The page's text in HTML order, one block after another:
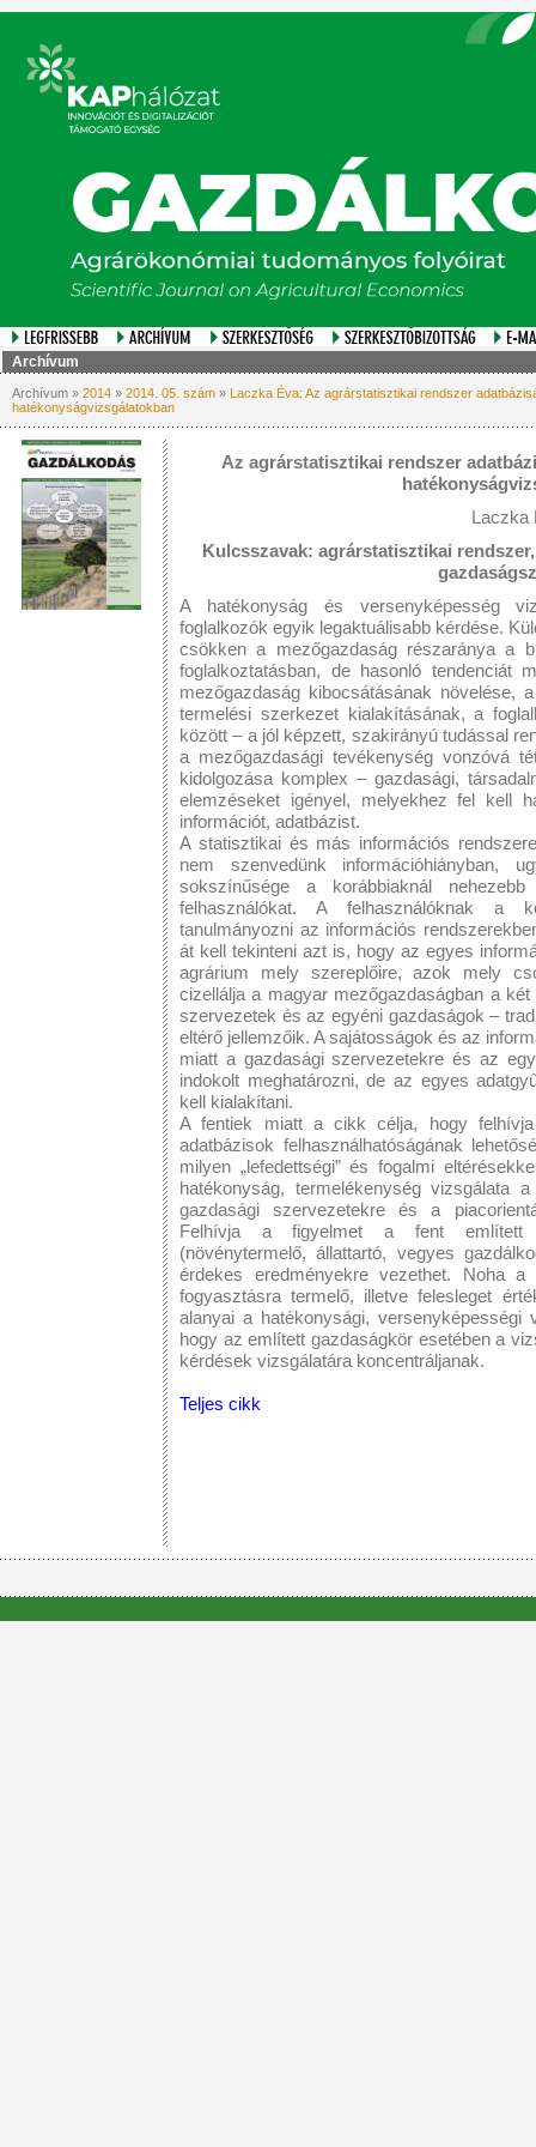
Archívum
Archívum » 2014 » 2014. 05. szám » Laczka Éva: Az agrárstatisztikai rendszer
hatékonyságvizsgálatokban
Az agrárstatisztikai rendszer
Laczka
Kulcsszavak: agrárstatisztikai
A hatékonyság és versenyképesség
foglalkozók egyik legaktuálisabb kérdése.
csökken a mezőgazdaság részaránya a
foglalkoztatásban, de hasonló tendenciát
mezőgazdaság kibocsátásának növelése,
termelési szerkezet kialakításának, a
között – a jól képzett, szakirányú tudással
a mezőgazdasági tevékenység vonzóvá
kidolgozása komplex – gazdasági,
elemzéseket igényel, melyekhez fel kell
információt, adatbázist.
A statisztikai és más információs
nem szenvedünk információhiányban,
sokszínűsége a korábbiaknál
felhasználókat. A felhasználóknak a
tanulmányozni az információs
át kell tekinteni azt is, hogy az egyes
agrárium mely szereplőire, azok mely
cizellálja a magyar mezőgazdaságban a
szervezetek és az egyéni gazdaságok –
eltérő jellemzőik. A sajátosságok és az
miatt a gazdasági szervezetekre és az
indokolt meghatározni, de az egyes
kell kialakítani.
A fentiek miatt a cikk célja, hogy
adatbázisok felhasználhatóságának
milyen „lefedettségi” és fogalmi
hatékonyság, termelékenység vizsgálata
gazdasági szervezetekre és a
Felhívja a figyelmet a fent említett
(növénytermelő, állattartó, vegyes
érdekes eredményekre vezethet. Noha
fogyasztásra termelő, illetve felesleget
alanyai a hatékonysági, versenyképességi
hogy az említett gazdaságkör esetében a
kérdések vizsgálatára koncentráljanak.
Teljes cikk